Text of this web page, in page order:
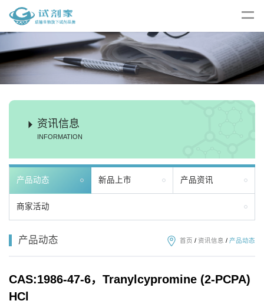
资讯信息
INFORMATION
产品动态 新品上市 产品资讯
商家活动
产品动态 首页 / 资讯信息 / 产品动态
CAS:1986-47-6，Tranylcypromine (2-PCPA)
HCl